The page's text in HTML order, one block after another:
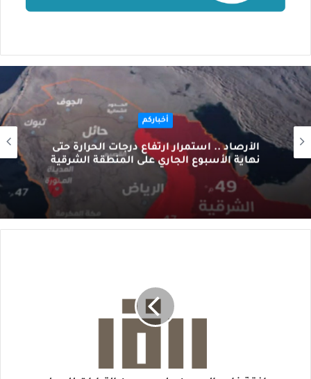
أخباركم
الأرصاد .. استمرار ارتفاع درجات الحرارة حتى
نهاية الأسبوع الجاري على المنطقة الشرقية